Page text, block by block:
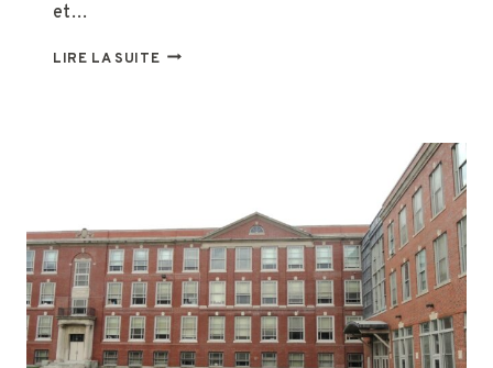
et…
LIRE LA SUITE 8
AMÉRIQUE
DU
SUD